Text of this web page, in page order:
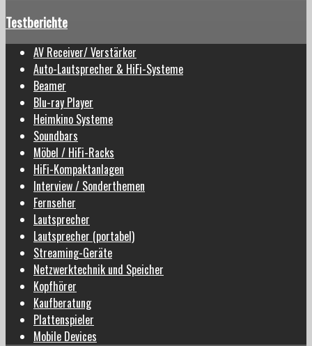
Testberichte
AV Receiver/ Verstärker
Auto-Lautsprecher & HiFi-Systeme
Beamer
Blu-ray Player
Heimkino Systeme
Soundbars
Möbel / HiFi-Racks
HiFi-Kompaktanlagen
Interview / Sonderthemen
Fernseher
Lautsprecher
Lautsprecher (portabel)
Streaming-Geräte
Netzwerktechnik und Speicher
Kopfhörer
Kaufberatung
Plattenspieler
Mobile Devices